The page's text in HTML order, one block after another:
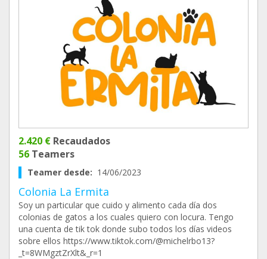
2.420 € Recaudados
56 Teamers
Teamer desde: 14/06/2023
Colonia La Ermita
Soy un particular que cuido y alimento cada día dos
colonias de gatos a los cuales quiero con locura. Tengo
una cuenta de tik tok donde subo todos los días videos
sobre ellos https://www.tiktok.com/@michelrbo13?
_t=8WMgztZrXlt&_r=1